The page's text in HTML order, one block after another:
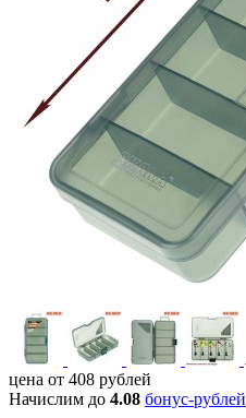
цена от 408 рублей
Начислим до 4.08 бонус-рублей